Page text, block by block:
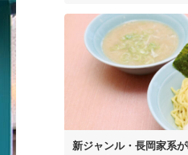
新ジャンル・長岡家系が